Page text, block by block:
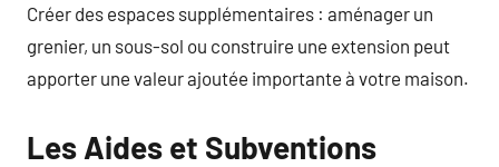
Créer des espaces supplémentaires : aménager un
grenier, un sous-sol ou construire une extension peut
apporter une valeur ajoutée importante à votre maison.
Les Aides et Subventions